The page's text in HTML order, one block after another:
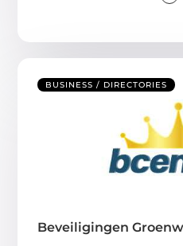
BUSINESS / DIRECTORIES
Beveiligingen